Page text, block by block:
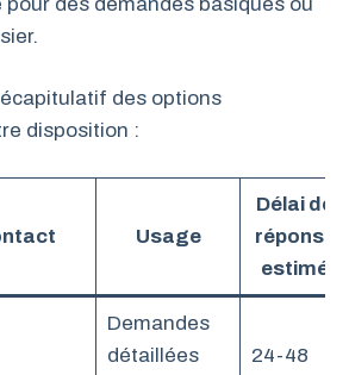
des options
disposition :
Usage
Délai de
réponse
estimé
Demandes
détaillées
24-48